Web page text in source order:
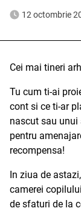
12 octombrie
Cei mai tineri
Tu cum ti-ai
cont si ce ti-ar
nascut sau unui
pentru
recompensa!
In ziua de
camerei
de sfaturi de la